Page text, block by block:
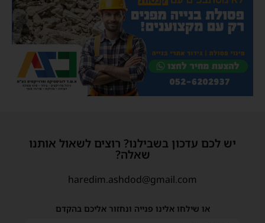
יש לכם עדכון בשבילנו? רוצים לשאול אותנו
שאלה?
haredim.ashdod@gmail.com
או שילחו אלינו פנייה ונחזור אליכם בהקדם